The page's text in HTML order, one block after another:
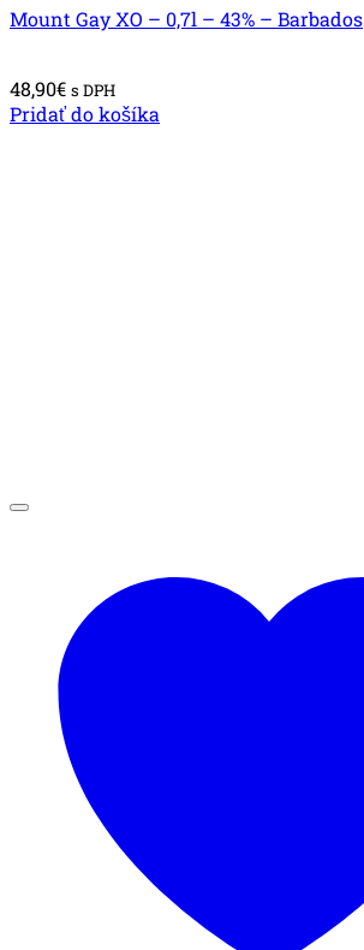
Mount Gay XO – 0,7l – 43% – Barbados
48,90€ s DPH
Pridať do košíka